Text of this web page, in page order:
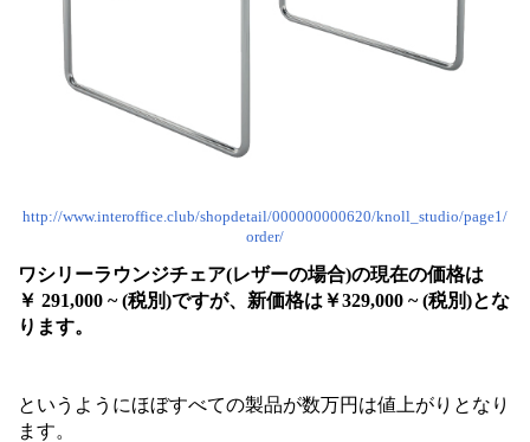
http://www.interoffice.club/shopdetail/000000000620/knoll_studio/page1/
order/
ワシリーラウンジチェア(レザーの場合)の現在の価格は
￥ 291,000 ~ (税別)ですが、新価格は￥329,000 ~ (税別)とな
ります。
というようにほぼすべての製品が数万円は値上がりとなり
ます。